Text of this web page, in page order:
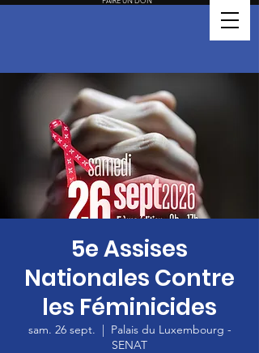
5e Assises
Nationales Contre
les Féminicides
sam. 26 sept.
  |
Palais du Luxembourg -
SENAT